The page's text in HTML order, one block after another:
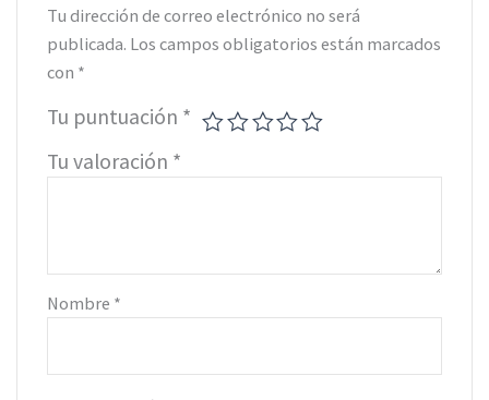
Tu dirección de correo electrónico no será
publicada. Los campos obligatorios están marcados
con *
Tu puntuación *
Tu valoración *
Nombre *